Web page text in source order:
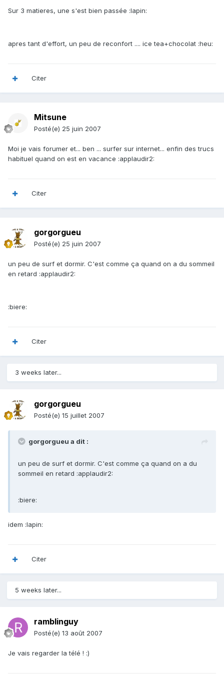
Sur 3 matieres, une s'est bien passée :lapin:
apres tant d'effort, un peu de reconfort .... ice tea+chocolat :heu:
Citer
Mitsune
Posté(e) 25 juin 2007
Moi je vais forumer et... ben ... surfer sur internet... enfin des trucs
habituel quand on est en vacance :applaudir2:
Citer
gorgorgueu
Posté(e) 25 juin 2007
un peu de surf et dormir. C'est comme ça quand on a du sommeil
en retard :applaudir2:
:biere:
Citer
3 weeks later...
gorgorgueu
Posté(e) 15 juillet 2007
gorgorgueu a dit :
un peu de surf et dormir. C'est comme ça quand on a du
sommeil en retard :applaudir2:
:biere:
idem :lapin:
Citer
5 weeks later...
ramblinguy
Posté(e) 13 août 2007
Je vais regarder la télé ! :)